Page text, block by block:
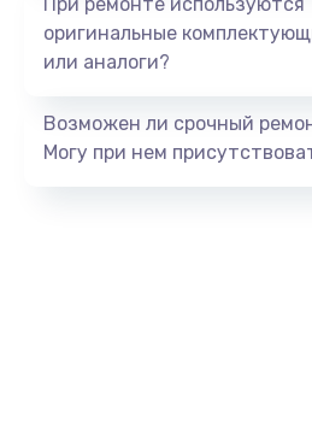
оригинальные
или аналоги?
Возможен ли срочный
Могу при нем